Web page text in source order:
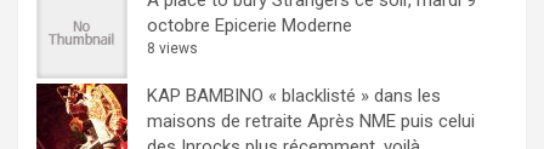
octobre Epicerie Moderne
8 views
KAP BAMBINO « blacklisté » dans les
maisons de retraite Après NME puis celui